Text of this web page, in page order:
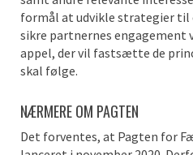
formål at udvikle strategier til
sikre partnernes engagement
appel, der vil fastsætte de
skal følge.
NÆRMERE OM PAGTEN
Det forventes, at Pagten for